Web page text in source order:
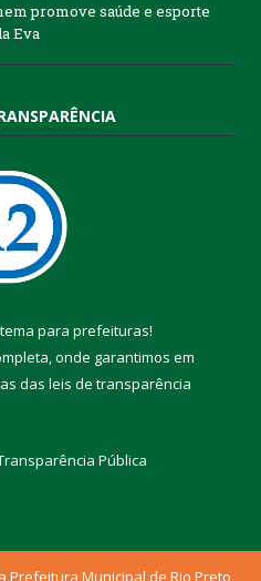
promove saúde e esporte
Eva
para prefeituras!
onde garantimos em
das leis de transparência
Pública